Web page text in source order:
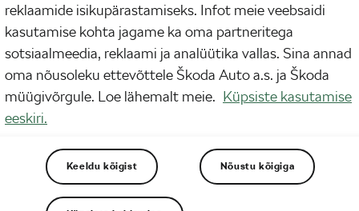
eri riikide uuringud
reklaamide isikupärastamiseks. Infot meie veebsaidi
kasutamise kohta jagame ka oma partneritega
sotsiaalmeedia, reklaami ja analüütika vallas. Sina annad
oma nõusoleku ettevõttele Škoda Auto a.s. ja Škoda
müügivõrgule. Loe lähemalt meie. Küpsiste kasutamise
eeskiri.
Keeldu kõigist Nõustu kõigiga